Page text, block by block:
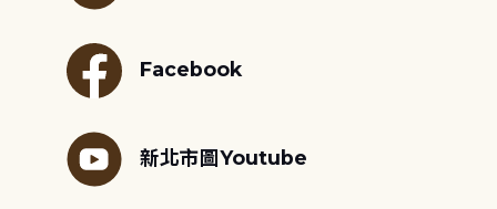
Facebook
新北市圖Youtube